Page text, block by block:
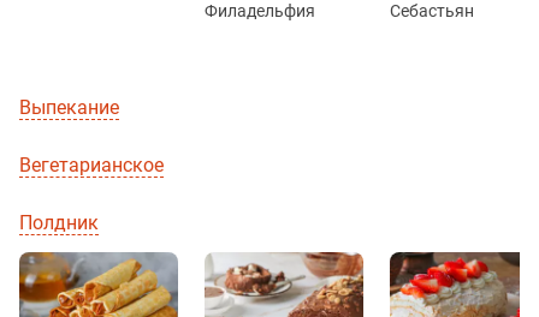
Филадельфия
Себастьян
Выпекание
Вегетарианское
Полдник